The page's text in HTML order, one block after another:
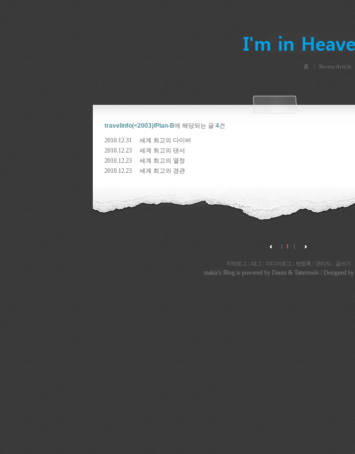
홈 Recent Article
travelinfo(<2003)/Plan-B에 해당되는 글 4건
2010.12.31
세계 최고의 다이버
2010.12.23
세계 최고의 댄서
2010.12.23
세계 최고의 열정
2010.12.23
세계 최고의 경관
1
지역로그: 태그: 미디어로그: 방명록: 관리자: 글쓰기
makiz's Blog is powered by Daum& Tattertools / Designed by